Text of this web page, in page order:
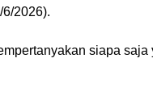
2026).
siapa